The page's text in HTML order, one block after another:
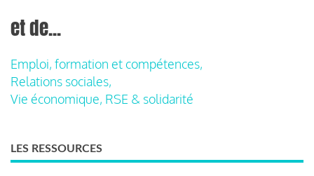
et de...
Emploi, formation et compétences,
Relations sociales,
Vie économique, RSE & solidarité
LES RESSOURCES